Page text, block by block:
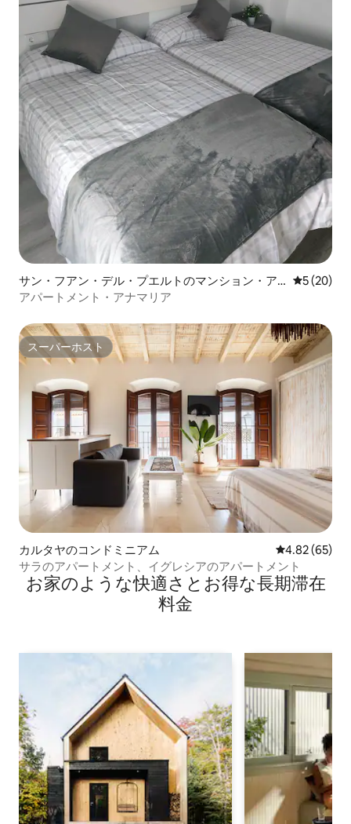
サン・フアン・デル・プエルトのマンション・ア
パート
レビュー
5 (20)
アパートメント・アナマリア
スーパーホスト
スーパーホスト
カルタヤのコンドミニアム レビュー65
4.82 (65)
サラのアパートメント、イグレシアのアパートメント
お家のような快⁠適⁠さ⁠とお⁠得⁠な長⁠期⁠滞⁠在
料⁠金